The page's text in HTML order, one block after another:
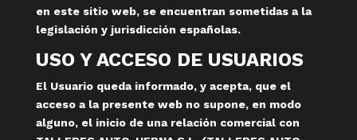
en este sitio web, se encuentran sometidas a la
legislación y jurisdicción españolas.
USO Y ACCESO DE USUARIOS
El Usuario queda informado, y acepta, que el
acceso a la presente web no supone, en modo
alguno, el inicio de una relación comercial con